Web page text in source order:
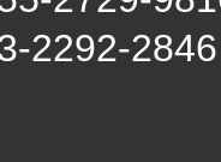
2292-2846